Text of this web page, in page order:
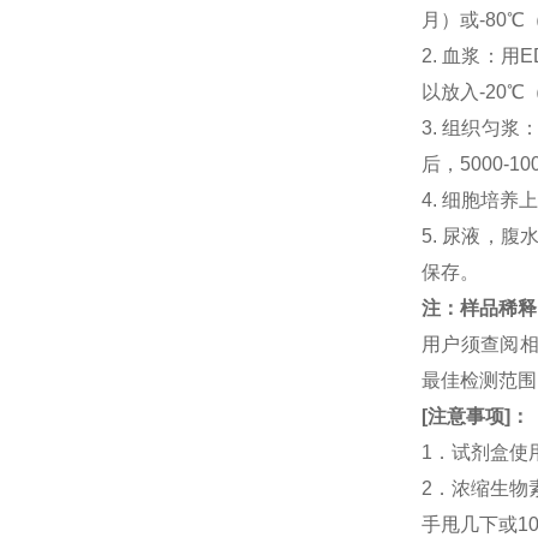
月）或-80℃
2. 血浆：用
以放入-20℃
3. 组织匀浆
后，5000-
4. 细胞培养
5. 尿液，腹
保存。
注：样品稀
用户须查阅
最佳检测范
[注意事项] ：
1．试剂盒使
2．浓缩生物
手甩几下或